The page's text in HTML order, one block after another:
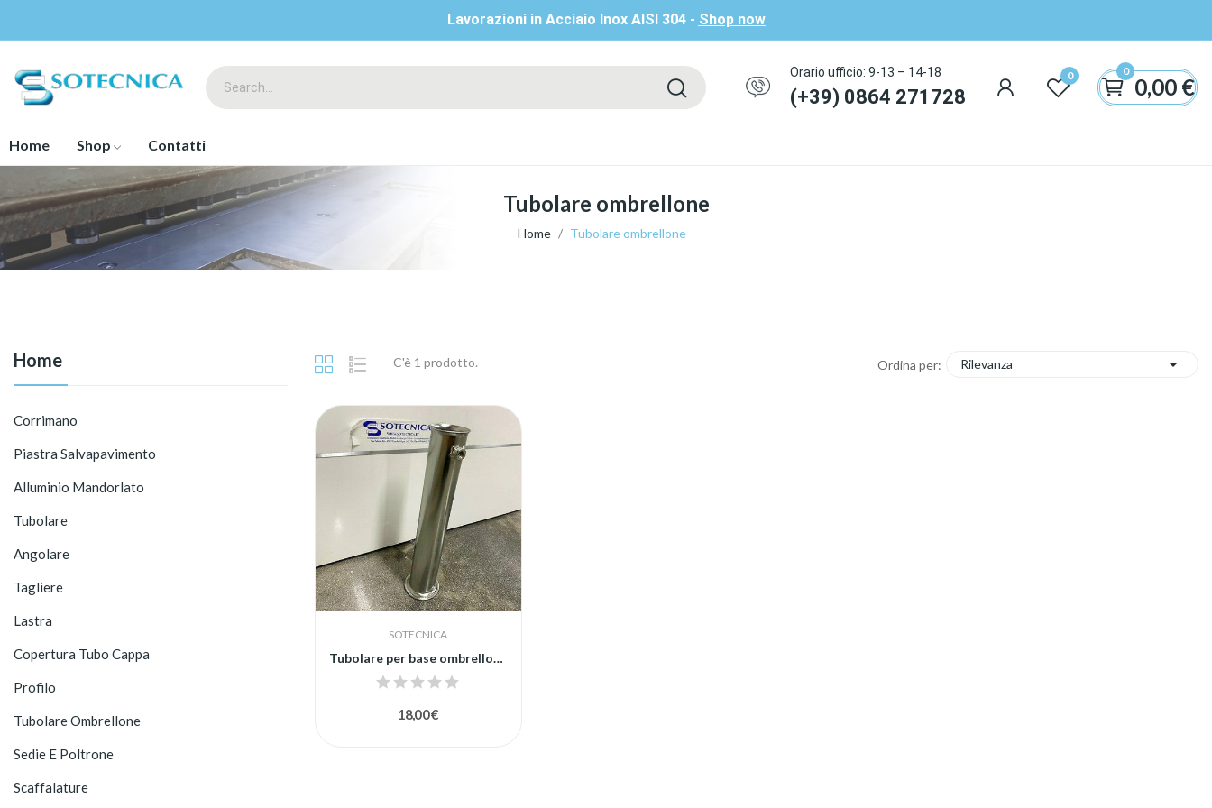
Lavorazioni in Acciaio Inox AISI 304 - Shop now
Orario ufficio: 9-13 – 14-18
(+39) 0864 271728
0 0,00 €
0
Home Shop Contatti
Tubolare ombrellone
Home Tubolare ombrellone
Home
Corrimano
Piastra Salvapavimento
Alluminio Mandorlato
Tubolare
Angolare
Tagliere
Lastra
Copertura Tubo Cappa
Profilo
Tubolare Ombrellone
Sedie E Poltrone
Scaffalature
C'è 1 prodotto. Ordina per: Rilevanza 
SOTECNICA
Tubolare per base ombrellone in acciaio zincato
18,00 €